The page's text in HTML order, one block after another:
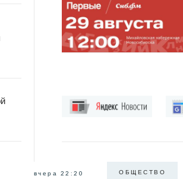
вчера 22:20 ОБЩЕСТВО